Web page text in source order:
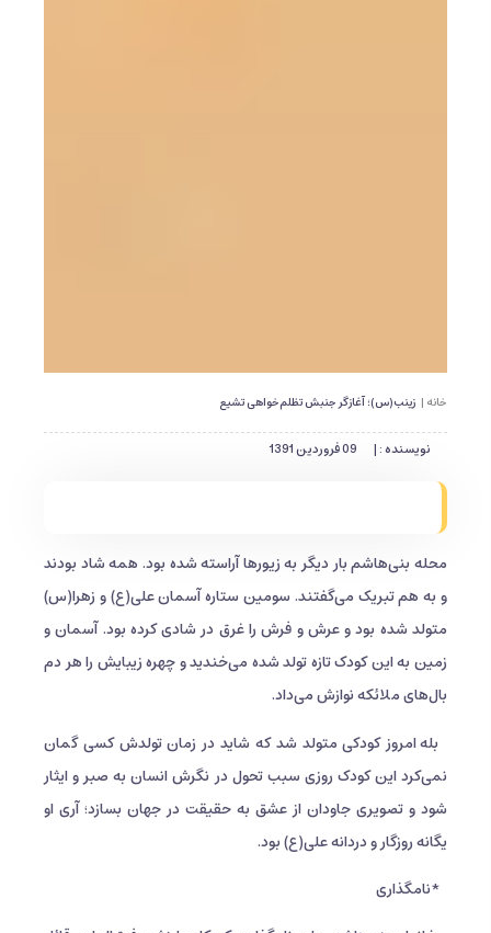
خانه | زینب(س)؛ آغازگر جنبش تظلم‌خواهی تشیع
نویسنده : | 09 فروردین 1391
محله بنی‌هاشم بار دیگر به زیورها آراسته شده بود. همه شاد بودند
و به هم تبریک می‌گفتند. سومین ستاره آسمان علی(ع) و زهرا(س)
متولد شده بود و عرش و فرش را غرق در شادی کرده بود. آسمان و
زمین به این کودک تازه تولد شده می‌خندید و چهره زیبایش را هر دم
بال‌های ملائکه نوازش می‌داد.
بله امروز کودکی متولد شد که شاید در زمان تولدش کسی گمان
نمی‌کرد این کودک روزی سبب تحول در نگرش انسان به صبر و ایثار
شود و تصویری جاودان از عشق به حقیقت در جهان بسازد؛ آری او
یگانه روزگار و دردانه علی(ع) بود.
*نامگذاری